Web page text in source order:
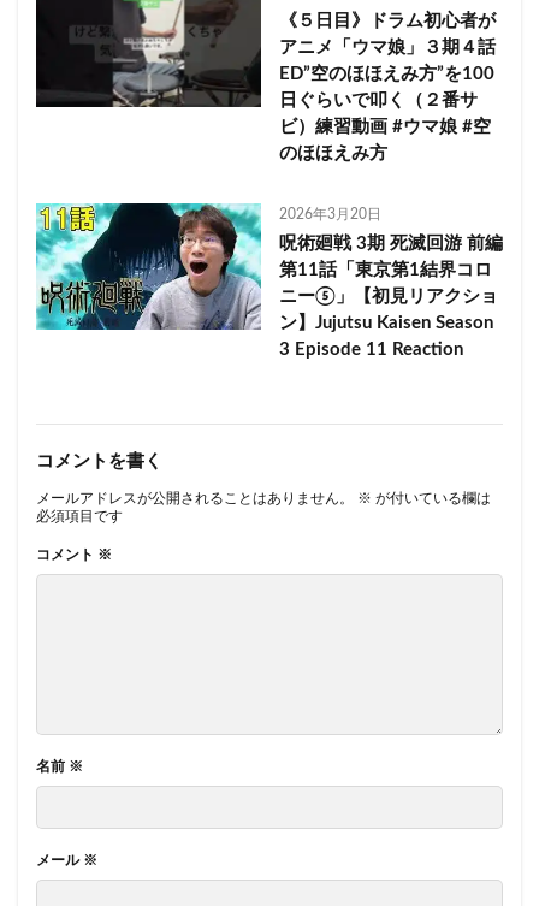
《５日目》ドラム初心者が
アニメ「ウマ娘」３期４話
ED”空のほほえみ方”を100
日ぐらいで叩く（２番サ
ビ）練習動画 #ウマ娘 #空
のほほえみ方
2026年3月20日
呪術廻戦 3期 死滅回游 前編
第11話「東京第1結界コロ
ニー⑤」【初見リアクショ
ン】Jujutsu Kaisen Season
3 Episode 11 Reaction
コメントを書く
メールアドレスが公開されることはありません。 ※ が付いている欄は
必須項目です
コメント ※
名前 ※
メール ※